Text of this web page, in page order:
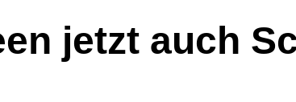
jetzt auch